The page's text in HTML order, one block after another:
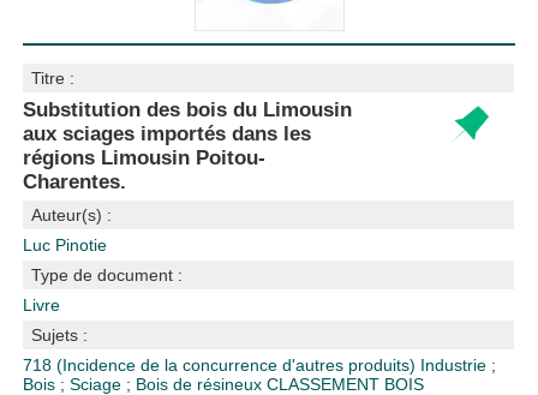
Titre :
Substitution des bois du Limousin
aux sciages importés dans les
régions Limousin Poitou-
Charentes.
Auteur(s) :
Luc Pinotie
Type de document :
Livre
Sujets :
718 (Incidence de la concurrence d'autres produits) Industrie ;
Bois ;Sciage ; Bois de résineuxCLASSEMENT BOIS